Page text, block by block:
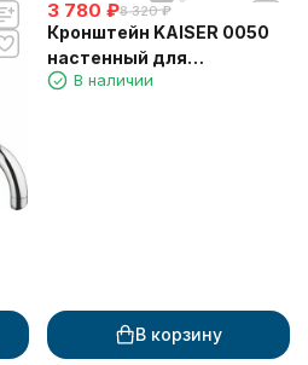
3 780 ₽8 320 ₽
Кронштейн KAISER 0050
настенный для
соединения душевого
В наличии
В корзину